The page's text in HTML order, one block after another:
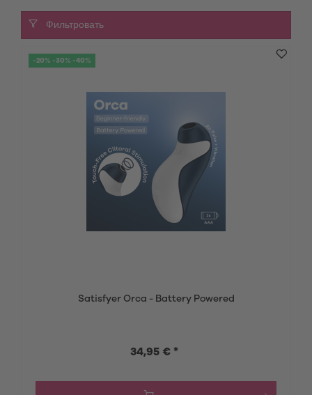
Фильтровать
-20% -30% -40%
Satisfyer Orca - Battery Powered
34,95 € *